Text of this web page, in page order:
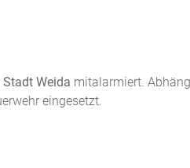
Weida mitalarmiert.
eingesetzt.